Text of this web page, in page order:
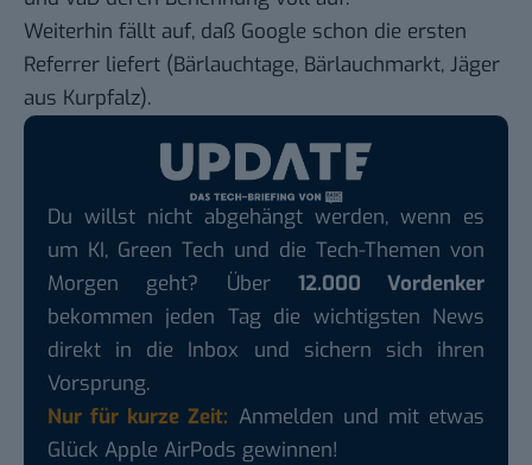
Weiterhin fällt auf, daß Google schon die ersten
Referrer liefert (Bärlauchtage, Bärlauchmarkt, Jäger
aus Kurpfalz).
Du willst nicht abgehängt werden, wenn es
um KI, Green Tech und die Tech-Themen von
Morgen geht? Über 12.000 Vordenker
bekommen jeden Tag die wichtigsten News
direkt in die Inbox und sichern sich ihren
Vorsprung.
Nur für kurze Zeit: Anmelden und mit etwas
Glück Apple AirPods gewinnen!